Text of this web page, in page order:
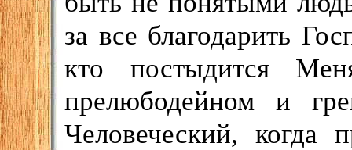
за все благодарить
кто постыдится
прелюбодейном и
Человеческий, когда